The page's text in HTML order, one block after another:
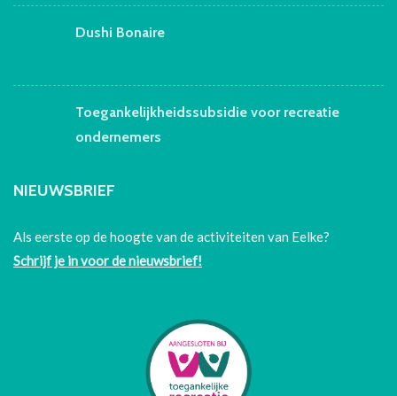
Dushi Bonaire
Toegankelijkheidssubsidie voor recreatie
ondernemers
NIEUWSBRIEF
Als eerste op de hoogte van de activiteiten van Eelke?
Schrijf je in voor de nieuwsbrief!